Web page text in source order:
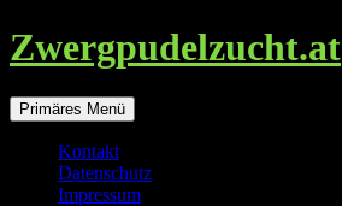
Zwergpudelzucht.at
Suchen
Primäres Menü Zum
Inhalt
Kontakt
Datenschutz
Impressum